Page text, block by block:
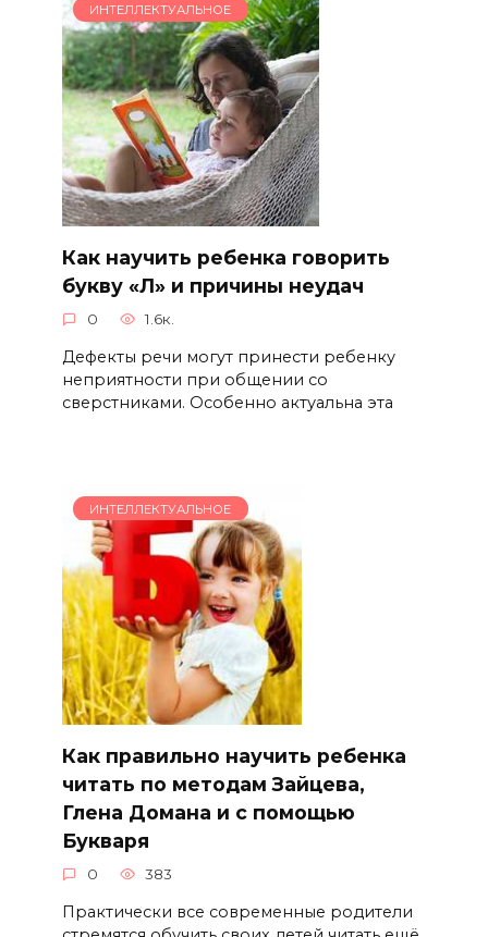
ИНТЕЛЛЕКТУАЛЬНОЕ
Как научить ребенка говорить
букву «Л» и причины неудач
0 1.6к.
Дефекты речи могут принести ребенку
неприятности при общении со
сверстниками. Особенно актуальна эта
ИНТЕЛЛЕКТУАЛЬНОЕ
Как правильно научить ребенка
читать по методам Зайцева,
Глена Домана и с помощью
Букваря
0 383
Практически все современные родители